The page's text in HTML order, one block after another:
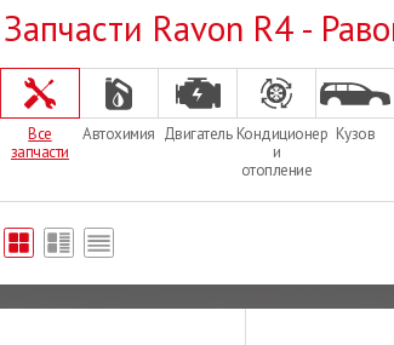
Запчасти Ravon R4 -
Все
запчасти
Автохимия Двигатель Кондиционер
и
отопление
Кузов